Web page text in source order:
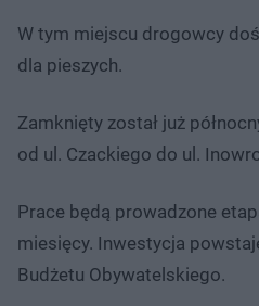
W tym miejscu drogowcy
dla pieszych.
Zamknięty został już
od ul. Czackiego do ul.
Prace będą prowadzone
miesięcy. Inwestycja
Budżetu Obywatelskiego.